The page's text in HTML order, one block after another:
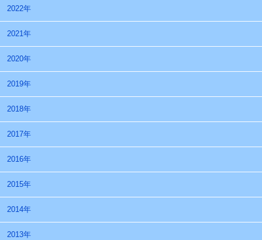
2022年
2021年
2020年
2019年
2018年
2017年
2016年
2015年
2014年
2013年